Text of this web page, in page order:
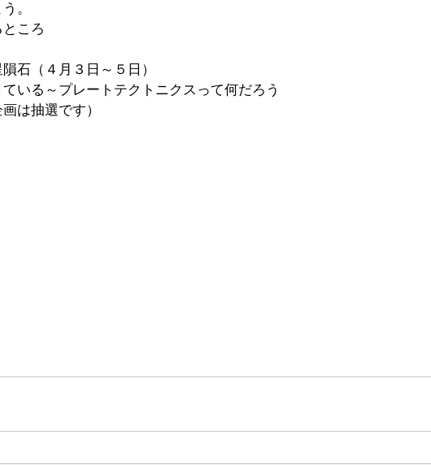
。
ころ
石（４月３日～５日）
いる～プレートテクトニクスって何だろう
は抽選です）